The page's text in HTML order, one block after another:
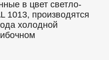
в цвет светло-
1013, производятся
холодной